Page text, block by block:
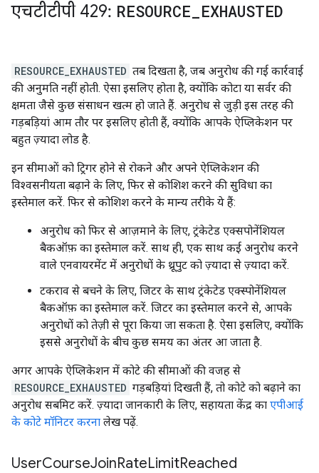
एचटीटीपी 429: RESOURCE EXHAUSTED
RESOURCE_EXHAUSTED तब दिखता है, जब अनुरोध की गई कार्रवाई
की अनुमति नहीं होती. ऐसा इसलिए होता है, क्योंकि कोटा या सर्वर की
क्षमता जैसे कुछ संसाधन खत्म हो जाते हैं. अनुरोध से जुड़ी इस तरह की
गड़बड़ियां आम तौर पर इसलिए होती हैं, क्योंकि आपके ऐप्लिकेशन पर
बहुत ज़्यादा लोड है.
इन सीमाओं को ट्रिगर होने से रोकने और अपने ऐप्लिकेशन की
विश्वसनीयता बढ़ाने के लिए, फिर से कोशिश करने की सुविधा का
इस्तेमाल करें. फिर से कोशिश करने के मान्य तरीके ये हैं:
अनुरोध को फिर से आज़माने के लिए, ट्रंकेटेड एक्सपोनेंशियल
बैकऑफ़ का इस्तेमाल करें. साथ ही, एक साथ कई अनुरोध करने
वाले एनवायरमेंट में अनुरोधों के थ्रूपुट को ज़्यादा से ज़्यादा करें.
टकराव से बचने के लिए, जिटर के साथ ट्रंकेटेड एक्स्पोनेंशियल
बैकऑफ़ का इस्तेमाल करें. जिटर का इस्तेमाल करने से, आपके
अनुरोधों को तेज़ी से पूरा किया जा सकता है. ऐसा इसलिए, क्योंकि
इससे अनुरोधों के बीच कुछ समय का अंतर आ जाता है.
अगर आपके ऐप्लिकेशन में कोटे की सीमाओं की वजह से
RESOURCE_EXHAUSTED गड़बड़ियां दिखती हैं, तो कोटे को बढ़ाने का
अनुरोध सबमिट करें. ज़्यादा जानकारी के लिए, सहायता केंद्र का एपीआई
के कोटे मॉनिटर करना लेख पढ़ें.
UserCourseJoinRateLimitReached